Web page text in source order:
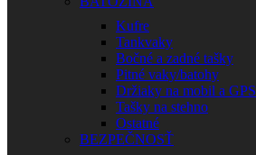
Kufre
Tankvaky
Bočné a zadné tašky
Pitné vaky/batohy
Držiaky na mobil a GPS
Tašky na stehno
Ostatné
BEZPEČNOSŤ